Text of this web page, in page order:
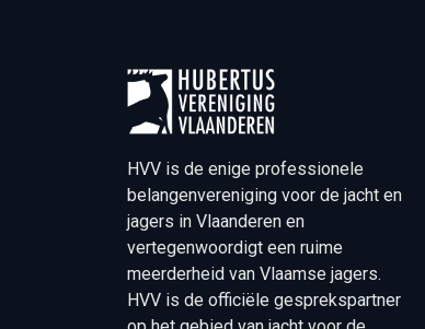
HVV is de enige professionele
belangenvereniging voor de jacht en
jagers in Vlaanderen en
vertegenwoordigt een ruime
meerderheid van Vlaamse jagers.
HVV is de officiële gesprekspartner